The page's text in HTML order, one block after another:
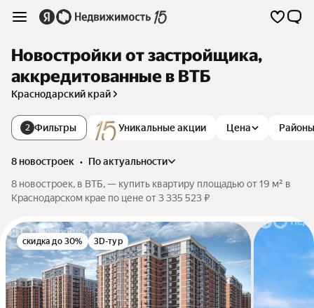
Новостройки от застройщика,
аккредитованные в ВТБ
Краснодарский край
2 Фильтры Уникальные акции Цена Районы
8 новостроек •
по актуальности
8 новостроек, в ВТБ, — купить квартиру площадью от 19 м² в
Краснодарском крае по цене от 3 335 523 ₽
скидка до 30% 3D-тур